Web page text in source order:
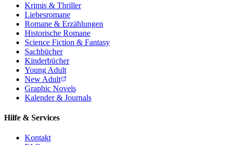
Krimis & Thriller
Liebesromane
Romane & Erzählungen
Historische Romane
Science Fiction & Fantasy
Sachbücher
Kinderbücher
Young Adult
New Adult
Graphic Novels
Kalender & Journals
Hilfe & Services
Kontakt